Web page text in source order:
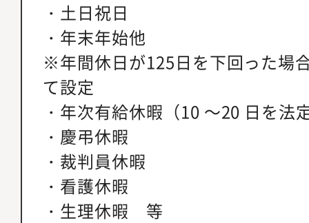
・土日祝日
・年末年始他
※年間休日が125日を下回った場
て設定
・年次有給休暇（10 ～20 日を法
・慶弔休暇
・裁判員休暇
・看護休暇
・生理休暇 等